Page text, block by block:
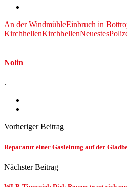
An der WindmühleEinbruch in
KirchhellenKirchhellenNeuestes
Nolin
.
Vorheriger Beitrag
Reparatur einer Gasleitung auf der
Nächster Beitrag